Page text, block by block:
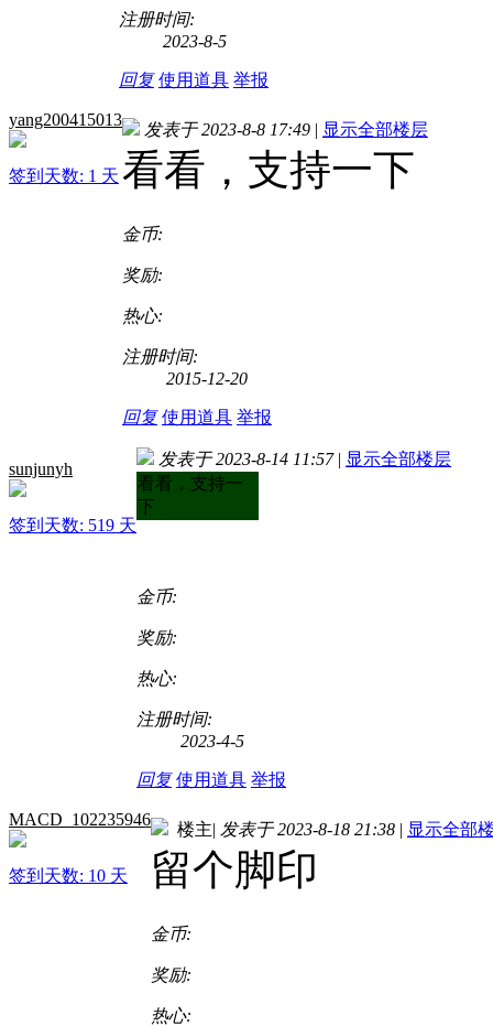
注册时间:
2023-8-5
回复 使用道具 举报
yang200415013
签到天数: 1 天
发表于 2023-8-8 17:49 | 显示全部楼层
看看，支持一下
金币:
奖励:
热心:
注册时间:
2015-12-20
回复 使用道具 举报
sunjunyh
签到天数: 519 天
发表于 2023-8-14 11:57 | 显示全部楼层
看看，支持一
下
金币:
奖励:
热心:
注册时间:
2023-4-5
回复 使用道具 举报
MACD_102235946
签到天数: 10 天
楼主| 发表于 2023-8-18 21:38 | 显示全部
留个脚印
金币:
奖励:
热心: